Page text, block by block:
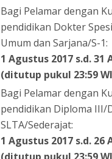
Bagi Pelamar dengan
pendidikan Dokter
Umum dan Sarjana/S-1:
1 Agustus 2017 s.d. 31
(ditutup pukul 23:59
Bagi Pelamar dengan
pendidikan Diploma III/
SLTA/Sederajat:
1 Agustus 2017 s.d. 26